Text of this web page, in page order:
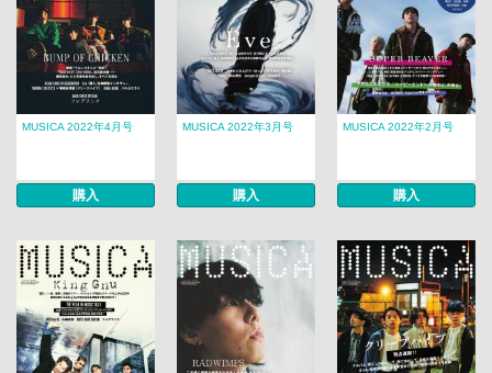
MUSICA 2022年4月号
購入
MUSICA 2022年3月号
購入
MUSICA 2022年2月号
購入